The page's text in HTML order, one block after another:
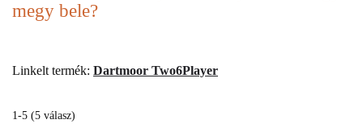
megy bele?
Linkelt termék: Dartmoor Two6Player
1-5 (5 válasz)